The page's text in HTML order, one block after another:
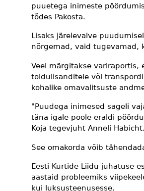
puuetega inimeste
tõdes Pakosta.
Lisaks järelevalve
nõrgemad, vaid tugevamad,
Veel märgitakse
toidulisanditele või
kohalike omavalitsuste
"Puudega inimesed sageli
täna igale poole eraldi
Koja tegevjuht Anneli
See omakorda võib
Eesti Kurtide Liidu juhatuse
aastaid probleemiks
kui luksusteenusesse.